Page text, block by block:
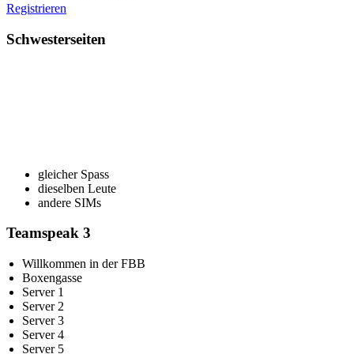
Registrieren
Schwesterseiten
gleicher Spass
dieselben Leute
andere SIMs
Teamspeak 3
Willkommen in der FBB
Boxengasse
Server 1
Server 2
Server 3
Server 4
Server 5